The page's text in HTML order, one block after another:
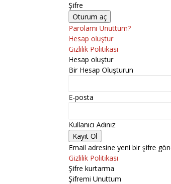
Şifre
Parolamı Unuttum?
Hesap oluştur
Gizlilik Politikası
Hesap oluştur
Bir Hesap Oluşturun
E-posta
Kullanıcı Adınız
Email adresine yeni bir şifre
Gizlilik Politikası
Şifre kurtarma
Şifremi Unuttum